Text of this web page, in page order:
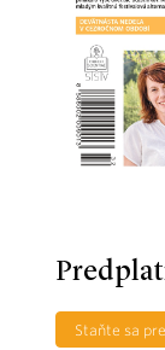
Staňte sa